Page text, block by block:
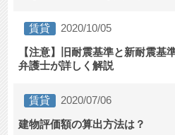
賃貸
2020/10/05
【注意】旧耐震基準と新耐震基
弁護士が詳しく解説
賃貸
2020/07/06
建物評価額の算出方法は？